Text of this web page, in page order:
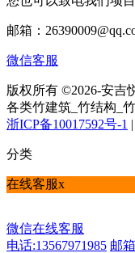
邮箱：
微信客服
版权所有 ©2026-安吉
各类竹建筑_竹结构_
浙ICP备10017592号-1 |
分类
在线客服x
微信在线客服
电话:13567971985 邮箱